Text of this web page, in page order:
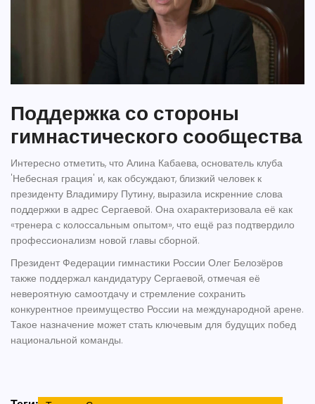
Поддержка со стороны
гимнастического сообщества
Интересно отметить, что Алина Кабаева, основатель клуба
'Небесная грация' и, как обсуждают, близкий человек к
президенту Владимиру Путину, выразила искренние слова
поддержки в адрес Сергаевой. Она охарактеризовала её как
«тренера с колоссальным опытом», что ещё раз подтвердило
профессионализм новой главы сборной.
Президент Федерации гимнастики России Олег Белозёров
также поддержал кандидатуру Сергаевой, отмечая её
невероятную самоотдачу и стремление сохранить
конкурентное преимущество России на международной арене.
Такое назначение может стать ключевым для будущих побед
национальной команды.